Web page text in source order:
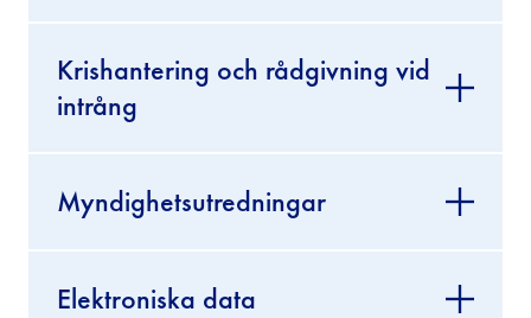
Krishantering och rådgivning vid
intrång
Myndighetsutredningar
Elektroniska data